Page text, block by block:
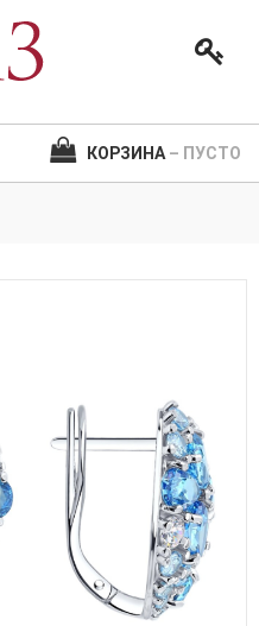
КОРЗИНА – ПУСТО